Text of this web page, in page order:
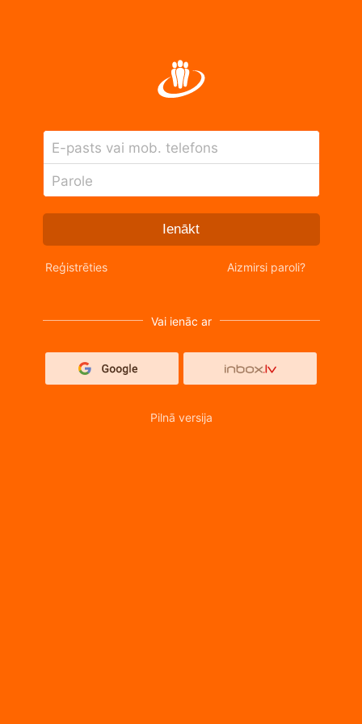
E-pasts vai mob. telefons
Parole
Ienākt
Reģistrēties Aizmirsi paroli?
Vai ienāc ar
Pilnā versija